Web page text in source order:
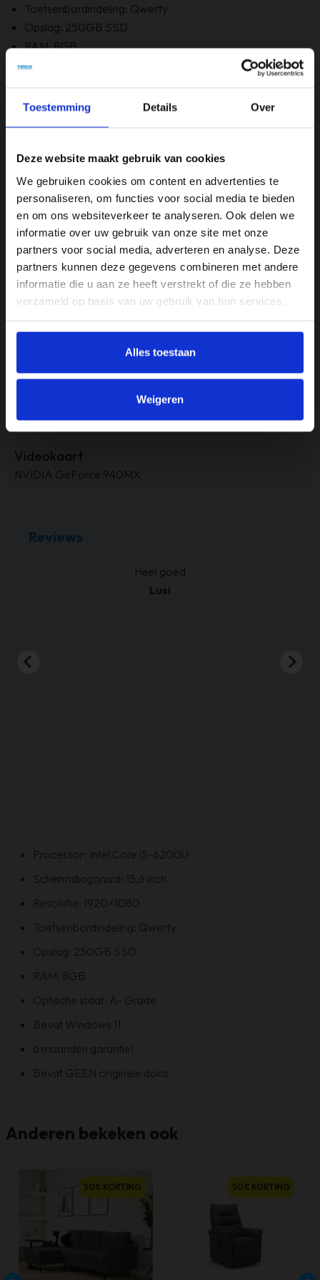
Toestemming Details Over
Deze website maakt gebruik van cookies
We gebruiken cookies om content en advertenties te
personaliseren, om functies voor social media te bieden
en om ons websiteverkeer te analyseren. Ook delen we
informatie over uw gebruik van onze site met onze
partners voor social media, adverteren en analyse. Deze
partners kunnen deze gegevens combineren met andere
informatie die u aan ze heeft verstrekt of die ze hebben
verzameld op basis van uw gebruik van hun services.
Alles toestaan
Weigeren
Toetsenbordindeling: Qwerty
Opslag: 250GB SSD
RAM: 8GB
Optische staat: A- Grade
6 maanden garantie!
Specificaties
Beeldschermdiagonaal (inch)
15,6 inch
Merk
Lenovo
Opslagruimte
Intel i5
8GB
Videokaart
NVIDIA GeForce 940MX
Reviews
Heel goed
Lusi
Processor: Intel Core i5-6200U
Schermdiagonaal: 15,6 inch
Resolutie: 1920×1080
Toetsenbordindeling: Qwerty
Opslag: 250GB SSD
RAM: 8GB
Optische staat: A- Grade
Bevat Windows 11
6 maanden garantie!
Bevat GEEN originele doos
Anderen bekeken ook
50% KORTING 50% KORTING